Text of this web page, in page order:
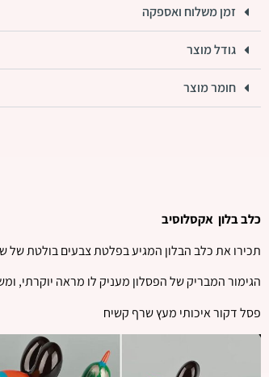
זמן משלוח ואספקה
גודל מוצר
חומר מוצר
כלב בלון אקסלוסיב
תכירו את כלב הבלון המגיע בפלטת צבעים בולטת של
הגימור המבריק של הפסלון מעניק לו מראה יוקרתי,
פסל דקור איכותי מעץ שרף קשיח